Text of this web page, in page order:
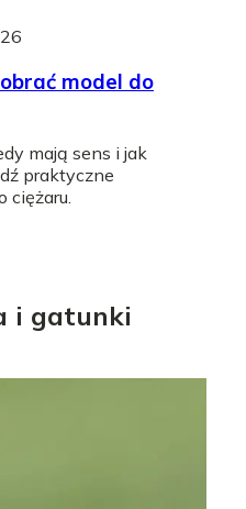
model do
mają sens i jak
praktyczne
i gatunki